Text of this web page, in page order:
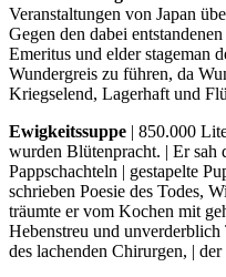
Veranstaltungen von Japan
Gegen den dabei
Emeritus und elder stageman
Wundergreis zu führen, da
Kriegselend, Lagerhaft und
Ewigkeitssuppe | 850.000
wurden Blütenpracht. | Er sah
Pappschachteln | gestapelte
schrieben Poesie des Todes,
träumte er vom Kochen mit
Hebenstreu und
des lachenden Chirurgen, |